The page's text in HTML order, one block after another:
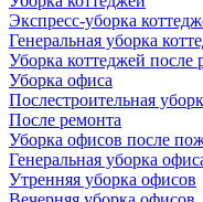
Экспресс-уборка
Генеральная уборка
Уборка коттеджей после
Уборка офиса
Послестроительная
После ремонта
Уборка офисов после
Генеральная уборка
Утренняя уборка офисов